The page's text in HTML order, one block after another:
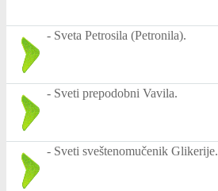
- Sveta Petrosila (Petronila).
- Sveti prepodobni Vavila.
- Sveti sveštenomučenik Glikerije.